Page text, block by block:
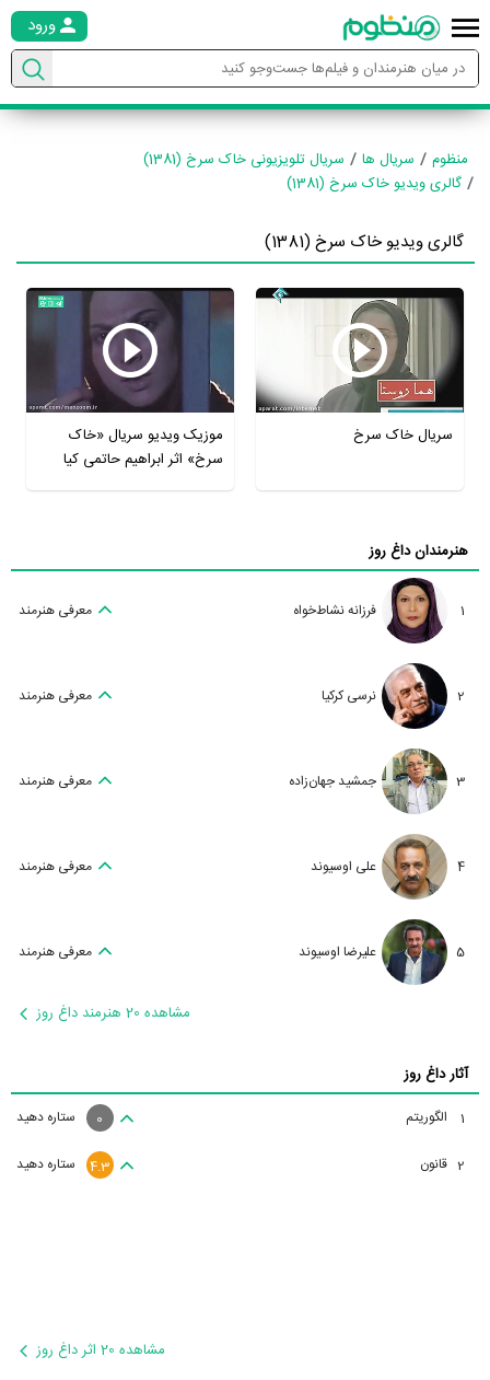
ورود
منظوم سریال ها
سریال تلویزیونی خاک سرخ (1381)
گالری ویدیو خاک سرخ (1381)
گالری ویدیو خاک سرخ (1381)
سریال خاک سرخ
موزیک ویدیو سریال «خاک
سرخ» اثر ابراهیم حاتمی کیا
هنرمندان داغ روز
1 فرزانه نشاط‌خواه معرفی هنرمند
2 نرسی کرکیا معرفی هنرمند
3 جمشید جهان‌زاده معرفی هنرمند
4 علی اوسیوند معرفی هنرمند
5 علیرضا اوسیوند معرفی هنرمند
مشاهده 20 هنرمند داغ روز
آثار داغ روز
1 الگوریتم ستاره دهید 0
2 قانون ستاره دهید 4.3
مشاهده 20 اثر داغ روز